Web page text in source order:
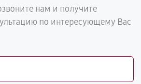
нам и получите
по интересующему Вас